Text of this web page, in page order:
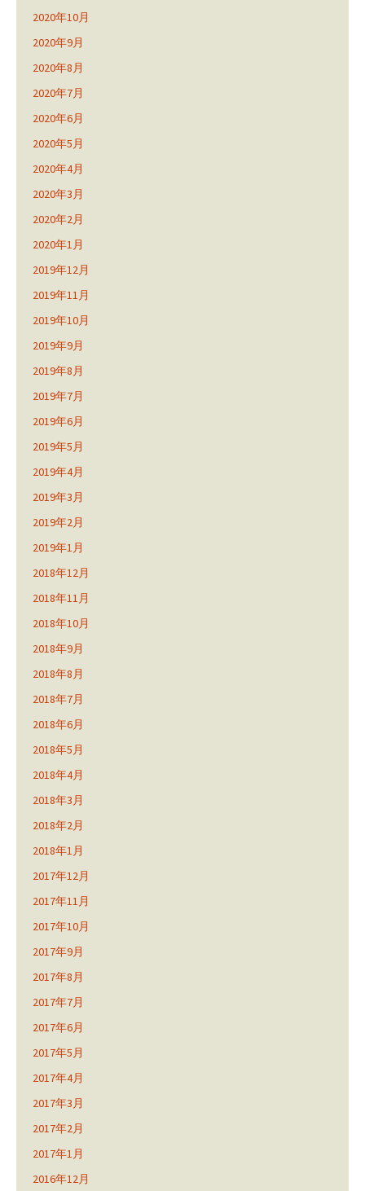
2020年10月
2020年9月
2020年8月
2020年7月
2020年6月
2020年5月
2020年4月
2020年3月
2020年2月
2020年1月
2019年12月
2019年11月
2019年10月
2019年9月
2019年8月
2019年7月
2019年6月
2019年5月
2019年4月
2019年3月
2019年2月
2019年1月
2018年12月
2018年11月
2018年10月
2018年9月
2018年8月
2018年7月
2018年6月
2018年5月
2018年4月
2018年3月
2018年2月
2018年1月
2017年12月
2017年11月
2017年10月
2017年9月
2017年8月
2017年7月
2017年6月
2017年5月
2017年4月
2017年3月
2017年2月
2017年1月
2016年12月